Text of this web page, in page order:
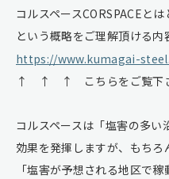
コルスペースCORSPACEと
という概略をご理解頂ける内
https://www.kumagai-
↑ ↑ ↑ こちらをご覧下さ
コルスペースは「塩害の多
効果を発揮しますが、もちろ
「塩害が予想される地区で